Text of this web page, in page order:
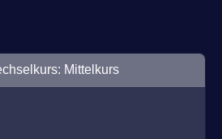
Mittelkurs